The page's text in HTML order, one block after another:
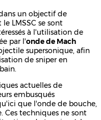
un objectif de
LMSSC se sont
à l'utilisation de
par l'onde de Mach
supersonique, afin
de sniper en
actuelles de
embusqués
que l'onde de bouche,
Ces techniques ne sont